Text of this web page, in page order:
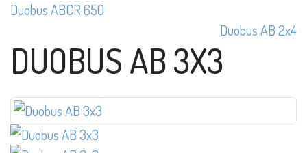
Duobus ABCR 650
Duobus AB 2x4
DUOBUS AB 3X3